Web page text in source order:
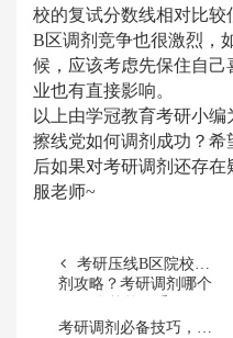
校的复试分数线相对比较
B区调剂竞争也很激烈，
候，应该考虑先保住自
业也有直接影响。
以上由学冠教育考研小
擦线党如何调剂成功 ？
后如果对考研调剂还存
服老师~
考研压线B区院校调
剂攻略？考研调剂哪个
考研调剂必备技巧，赶